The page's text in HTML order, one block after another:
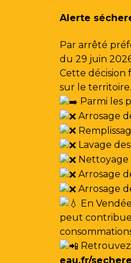
Alerte
Par arrêté
du 29 juin
Cette décision
sur le territoire.
Parmi les
Arrosage
Lavage
Arrosage
Arrosage
En
peut
eau.fr/